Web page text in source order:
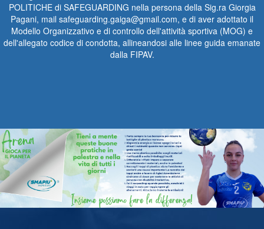
POLITICHE di SAFEGUARDING nella persona della Sig.ra Giorgia
Pagani, mail safeguarding.gaiga@gmail.com, e di aver adottato il
Modello Organizzativo e di controllo dell'attività sportiva (MOG) e
dell'allegato codice di condotta, allineandosi alle linee guida emanate
dalla FIPAV.